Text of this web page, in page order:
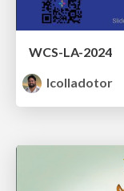
WCS-LA-2024
lcolladotor